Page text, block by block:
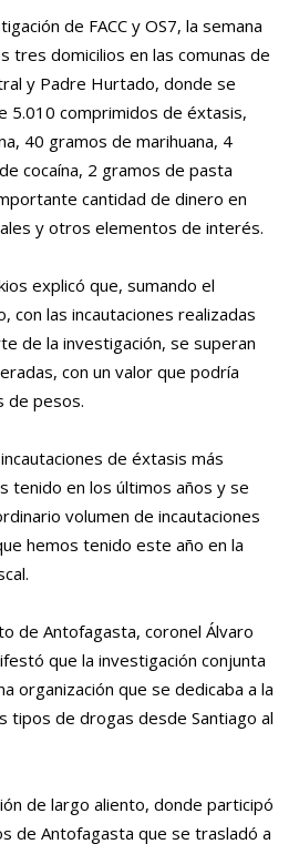
de FACC y OS7, la semana
tres domicilios en las comunas de
y Padre Hurtado, donde se
5.010 comprimidos de éxtasis,
40 gramos de marihuana, 4
cocaína, 2 gramos de pasta
cantidad de dinero en
y otros elementos de interés.
explicó que, sumando el
con las incautaciones realizadas
de la investigación, se superan
con un valor que podría
de pesos.
de éxtasis más
tenido en los últimos años y se
volumen de incautaciones
hemos tenido este año en la
de Antofagasta, coronel Álvaro
que la investigación conjunta
organización que se dedicaba a la
tipos de drogas desde Santiago al
de largo aliento, donde participó
de Antofagasta que se trasladó a